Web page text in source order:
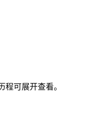
程可展开查看。